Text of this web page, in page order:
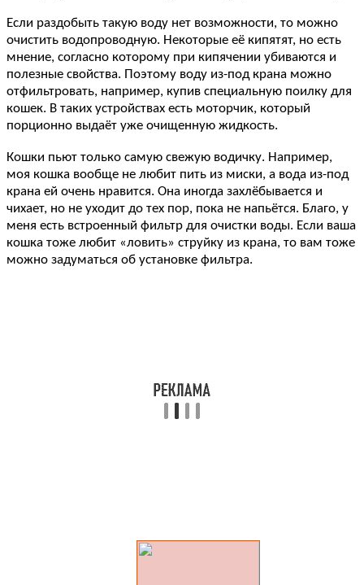
Если раздобыть такую воду нет возможности, то можно
очистить водопроводную. Некоторые её кипятят, но есть
мнение, согласно которому при кипячении убиваются и
полезные свойства. Поэтому воду из-под крана можно
отфильтровать, например, купив специальную поилку для
кошек. В таких устройствах есть моторчик, который
порционно выдаёт уже очищенную жидкость.
Кошки пьют только самую свежую водичку. Например,
моя кошка вообще не любит пить из миски, а вода из-под
крана ей очень нравится. Она иногда захлёбывается и
чихает, но не уходит до тех пор, пока не напьётся. Благо, у
меня есть встроенный фильтр для очистки воды. Если ваша
кошка тоже любит «ловить» струйку из крана, то вам тоже
можно задуматься об установке фильтра.